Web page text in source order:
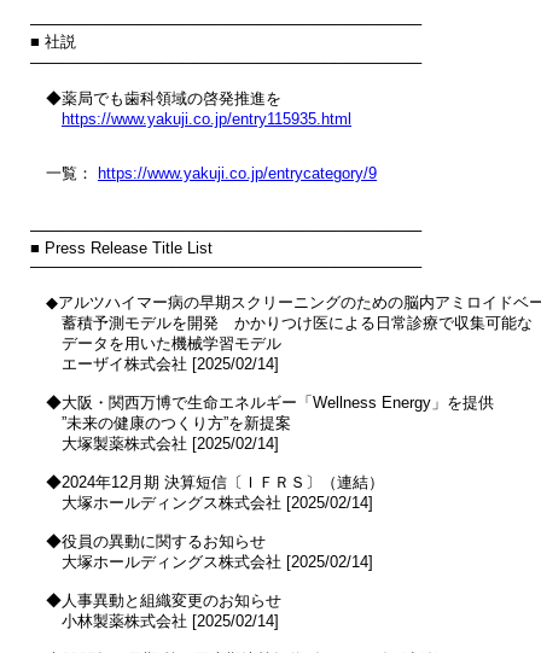
────────────────────────────────────
■ 社説
────────────────────────────────────
◆薬局でも歯科領域の啓発推進を
https://www.yakuji.co.jp/entry115935.html
一覧： https://www.yakuji.co.jp/entrycategory/9
────────────────────────────────────
■ Press Release Title List
────────────────────────────────────
◆アルツハイマー病の早期スクリーニングのための脳内アミロイドベ
蓄積予測モデルを開発　かかりつけ医による日常診療で収集可能な
データを用いた機械学習モデル
エーザイ株式会社 [2025/02/14]
◆大阪・関西万博で生命エネルギー「Wellness Energy」を提供
”未来の健康のつくり方”を新提案
大塚製薬株式会社 [2025/02/14]
◆2024年12月期 決算短信〔ＩＦＲＳ〕（連結）
大塚ホールディングス株式会社 [2025/02/14]
◆役員の異動に関するお知らせ
大塚ホールディングス株式会社 [2025/02/14]
◆人事異動と組織変更のお知らせ
小林製薬株式会社 [2025/02/14]